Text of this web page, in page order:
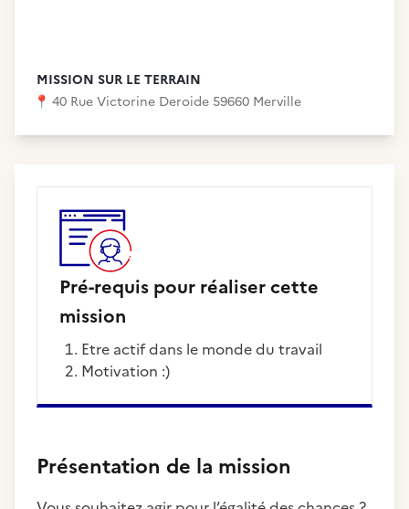
MISSION SUR LE TERRAIN
📍 40 Rue Victorine Deroide 59660 Merville
Pré-requis pour réaliser cette
mission
Etre actif dans le monde du travail
Motivation :)
Présentation de la mission